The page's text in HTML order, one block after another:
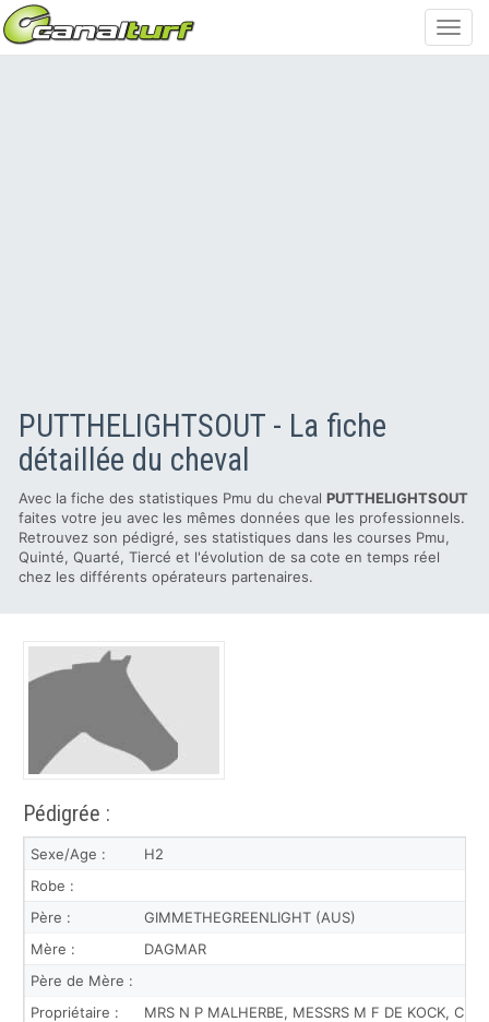
PUTTHELIGHTSOUT - La fiche
détaillée du cheval
Avec la fiche des statistiques Pmu du cheval PUTTHELIGHTSOUT
faites votre jeu avec les mêmes données que les professionnels.
Retrouvez son pédigré, ses statistiques dans les courses Pmu,
Quinté, Quarté, Tiercé et l'évolution de sa cote en temps réel
chez les différents opérateurs partenaires.
Pédigrée :
Sexe/Age :
H2
Robe :
Père :
GIMMETHEGREENLIGHT (AUS)
Mère :
DAGMAR
Père de Mère :
Propriétaire :
MRS N P MALHERBE, MESSRS M F DE KOCK, C S